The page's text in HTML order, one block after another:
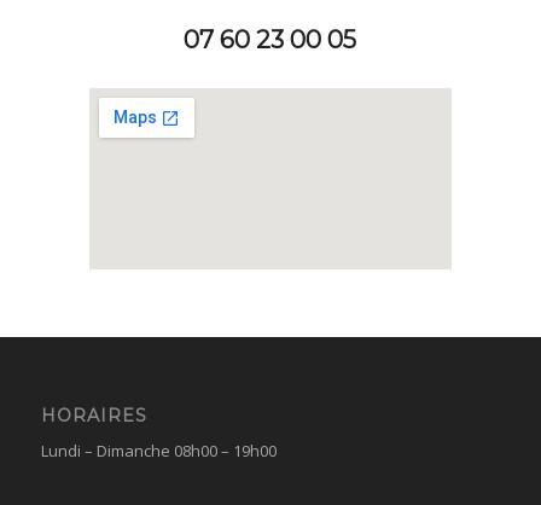
07 60 23 00 05
HORAIRES
Lundi – Dimanche 08h00 – 19h00